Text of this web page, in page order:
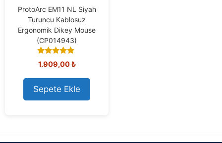
ProtoArc EM11 NL Siyah
Turuncu Kablosuz
Ergonomik Dikey Mouse
(CP014943)
5.00
out of 5
1.909,00₺
Sepete Ekle